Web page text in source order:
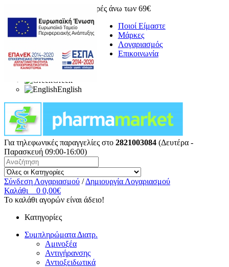
Δωρεάν μεταφορικά για αγορές άνω των 69€
Ποιοί Είμαστε
Μάρκες
Λογαριασμός
Επικοινωνία
Greek
English
Για τηλεφωνικές παραγγελίες στο 2821003084 (Δευτέρα -
Παρασκευή 09:00-16:00)
Σύνδεση Λογαριασμού / Δημιουργία Λογαριασμού
Καλάθι
0 0,00€
Το καλάθι αγορών είναι άδειο!
Κατηγορίες
Συμπληρώματα Διατρ.
Αμινοξέα
Αντιγήρανσης
Αντιοξειδωτικά